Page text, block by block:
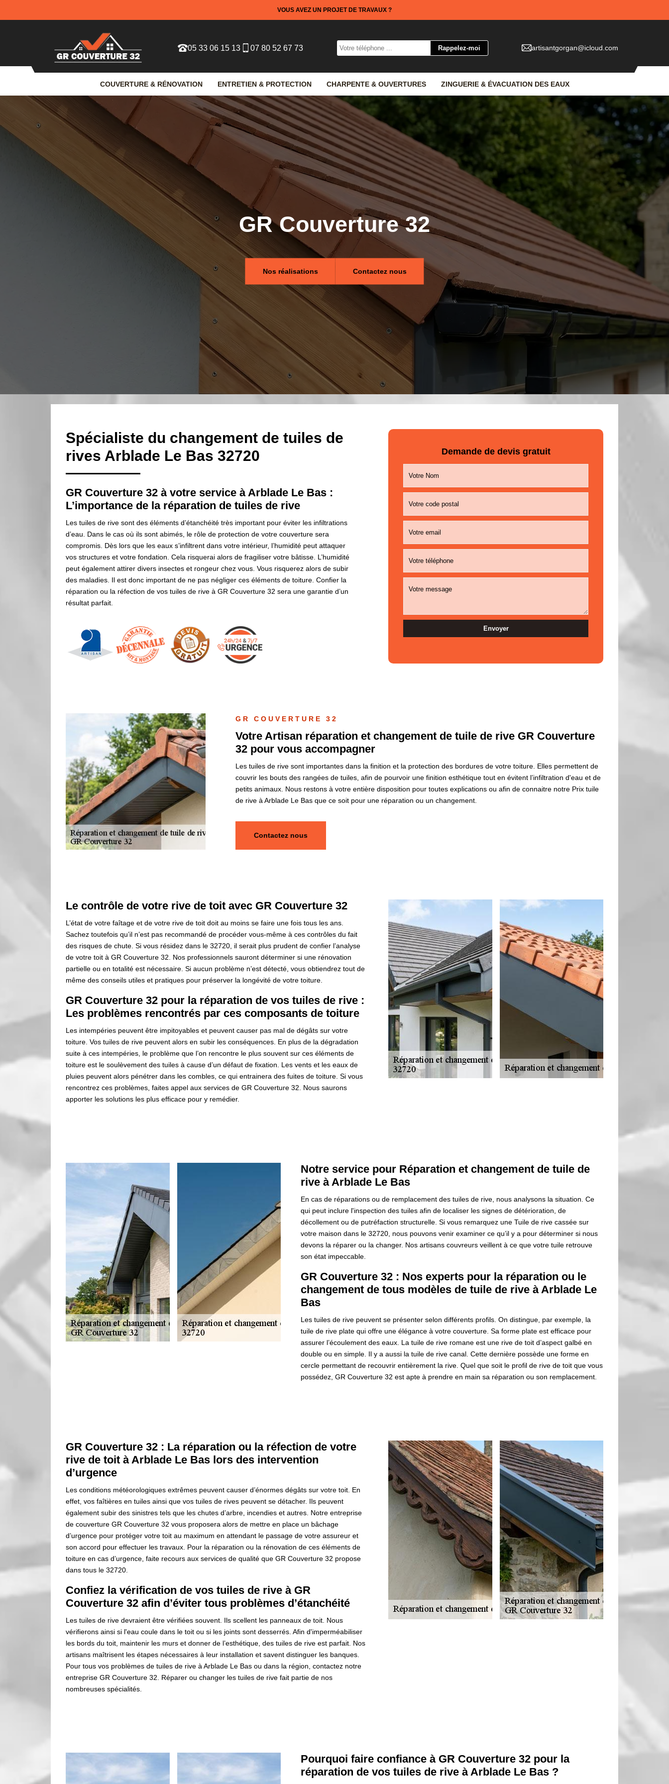
VOUS AVEZ UN PROJET DE TRAVAUX ?
05 33 06 15 13 07 80 52 67 73 artisantgorgan@icloud.com
COUVERTURE & RÉNOVATION ENTRETIEN & PROTECTION CHARPENTE & OUVERTURES ZINGUERIE & ÉVACUATION DES EAUX
GR Couverture 32
Nos réalisations Contactez nous
Spécialiste du changement de tuiles de
rives Arblade Le Bas 32720
GR Couverture 32 à votre service à Arblade Le Bas :
L’importance de la réparation de tuiles de rive
Les tuiles de rive sont des éléments d’étanchéité très important pour éviter les infiltrations
d’eau. Dans le cas où ils sont abimés, le rôle de protection de votre couverture sera
compromis. Dès lors que les eaux s’infiltrent dans votre intérieur, l’humidité peut attaquer
vos structures et votre fondation. Cela risquerai alors de fragiliser votre bâtisse. L’humidité
peut également attirer divers insectes et rongeur chez vous. Vous risquerez alors de subir
des maladies. Il est donc important de ne pas négliger ces éléments de toiture. Confier la
réparation ou la réfection de vos tuiles de rive à GR Couverture 32 sera une garantie d’un
résultat parfait.
Demande de devis gratuit
GR COUVERTURE 32
Votre Artisan réparation et changement de tuile de rive GR Couverture
32 pour vous accompagner
Les tuiles de rive sont importantes dans la finition et la protection des bordures de votre toiture. Elles permettent de
couvrir les bouts des rangées de tuiles, afin de pourvoir une finition esthétique tout en évitent l’infiltration d'eau et de
petits animaux. Nous restons à votre entière disposition pour toutes explications ou afin de connaitre notre Prix tuile
de rive à Arblade Le Bas que ce soit pour une réparation ou un changement.
Contactez nous
Le contrôle de votre rive de toit avec GR Couverture 32
L’état de votre faîtage et de votre rive de toit doit au moins se faire une fois tous les ans.
Sachez toutefois qu’il n’est pas recommandé de procéder vous-même à ces contrôles du fait
des risques de chute. Si vous résidez dans le 32720, il serait plus prudent de confier l’analyse
de votre toit à GR Couverture 32. Nos professionnels sauront déterminer si une rénovation
partielle ou en totalité est nécessaire. Si aucun problème n’est détecté, vous obtiendrez tout de
même des conseils utiles et pratiques pour préserver la longévité de votre toiture.
GR Couverture 32 pour la réparation de vos tuiles de rive :
Les problèmes rencontrés par ces composants de toiture
Les intempéries peuvent être impitoyables et peuvent causer pas mal de dégâts sur votre
toiture. Vos tuiles de rive peuvent alors en subir les conséquences. En plus de la dégradation
suite à ces intempéries, le problème que l’on rencontre le plus souvent sur ces éléments de
toiture est le soulèvement des tuiles à cause d’un défaut de fixation. Les vents et les eaux de
pluies peuvent alors pénétrer dans les combles, ce qui entrainera des fuites de toiture. Si vous
rencontrez ces problèmes, faites appel aux services de GR Couverture 32. Nous saurons
apporter les solutions les plus efficace pour y remédier.
Notre service pour Réparation et changement de tuile de
rive à Arblade Le Bas
En cas de réparations ou de remplacement des tuiles de rive, nous analysons la situation. Ce
qui peut inclure l'inspection des tuiles afin de localiser les signes de détérioration, de
décollement ou de putréfaction structurelle. Si vous remarquez une Tuile de rive cassée sur
votre maison dans le 32720, nous pouvons venir examiner ce qu’il y a pour déterminer si nous
devons la réparer ou la changer. Nos artisans couvreurs veillent à ce que votre tuile retrouve
son état impeccable.
GR Couverture 32 : Nos experts pour la réparation ou le
changement de tous modèles de tuile de rive à Arblade Le
Bas
Les tuiles de rive peuvent se présenter selon différents profils. On distingue, par exemple, la
tuile de rive plate qui offre une élégance à votre couverture. Sa forme plate est efficace pour
assurer l’écoulement des eaux. La tuile de rive romane est une rive de toit d’aspect galbé en
double ou en simple. Il y a aussi la tuile de rive canal. Cette dernière possède une forme en
cercle permettant de recouvrir entièrement la rive. Quel que soit le profil de rive de toit que vous
possédez, GR Couverture 32 est apte à prendre en main sa réparation ou son remplacement.
GR Couverture 32 : La réparation ou la réfection de votre
rive de toit à Arblade Le Bas lors des intervention
d’urgence
Les conditions météorologiques extrêmes peuvent causer d’énormes dégâts sur votre toit. En
effet, vos faîtières en tuiles ainsi que vos tuiles de rives peuvent se détacher. Ils peuvent
également subir des sinistres tels que les chutes d’arbre, incendies et autres. Notre entreprise
de couverture GR Couverture 32 vous proposera alors de mettre en place un bâchage
d’urgence pour protéger votre toit au maximum en attendant le passage de votre assureur et
son accord pour effectuer les travaux. Pour la réparation ou la rénovation de ces éléments de
toiture en cas d’urgence, faite recours aux services de qualité que GR Couverture 32 propose
dans tous le 32720.
Confiez la vérification de vos tuiles de rive à GR
Couverture 32 afin d’éviter tous problèmes d’étanchéité
Les tuiles de rive devraient être vérifiées souvent. Ils scellent les panneaux de toit. Nous
vérifierons ainsi si l'eau coule dans le toit ou si les joints sont desserrés. Afin d'imperméabiliser
les bords du toit, maintenir les murs et donner de l’esthétique, des tuiles de rive est parfait. Nos
artisans maîtrisent les étapes nécessaires à leur installation et savent distinguer les banques.
Pour tous vos problèmes de tuiles de rive à Arblade Le Bas ou dans la région, contactez notre
entreprise GR Couverture 32. Réparer ou changer les tuiles de rive fait partie de nos
nombreuses spécialités.
Pourquoi faire confiance à GR Couverture 32 pour la
réparation de vos tuiles de rive à Arblade Le Bas ?